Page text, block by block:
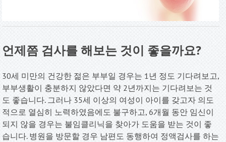
언제쯤 검사를 해보는 것이 좋을까요?
30세 미만의 건강한 젊은 부부일 경우는 1년 정도 기다려보고,
부부생활이 충분하지 않았다면 약 2년까지는 기다려보는 것
도 좋습니다. 그러나 35세 이상의 여성이 아이를 갖고자 의도
적으로 열심히 노력하였음에도 불구하고, 6개월 동안 임신이
되지 않을 경우는 불임클리닉을 찾아가 도움을 받는 것이 좋
습니다. 병원을 방문할 경우 남편도 동행하여 정액검사를 하는